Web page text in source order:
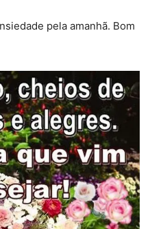
pela amanhã. Bom